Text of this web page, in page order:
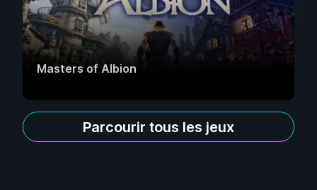
Masters of Albion
Parcourir tous les jeux